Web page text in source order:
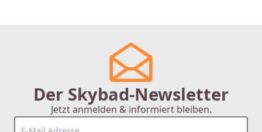
Der Skybad-Newsletter
Jetzt anmelden & informiert bleiben.